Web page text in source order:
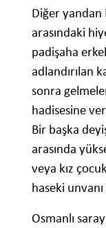
Diğer yandan
arasındaki
padişaha
adlandırılan
sonra
hadisesine
Bir başka
arasında
veya kız
haseki
Osmanlı